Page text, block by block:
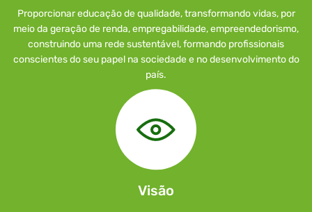
Proporcionar educação de qualidade, transformando vidas, por
meio da geração de renda, empregabilidade, empreendedorismo,
construindo uma rede sustentável, formando profissionais
conscientes do seu papel na sociedade e no desenvolvimento do
país.
Visão